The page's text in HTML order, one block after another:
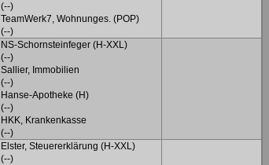
(--)
TeamWerk7, Wohnunges. (POP)
(--)
NS-Schornsteinfeger (H-XXL)
(--)
Sallier, Immobilien
(--)
Hanse-Apotheke (H)
(--)
HKK, Krankenkasse
(--)
Elster, Steuererklärung (H-XXL)
(--)